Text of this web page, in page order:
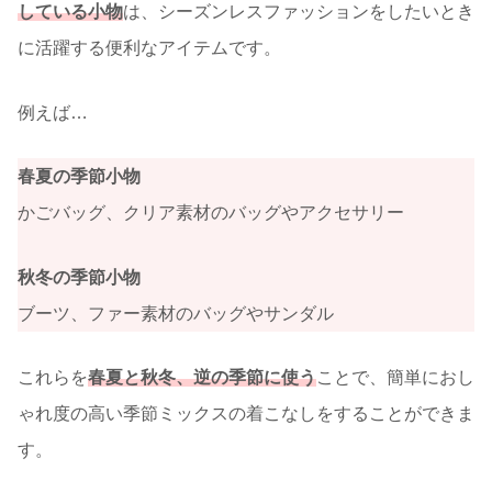
している小物は、シーズンレスファッションをしたいとき
に活躍する便利なアイテムです。
例えば…
春夏の季節小物
かごバッグ、クリア素材のバッグやアクセサリー
秋冬の季節小物
ブーツ、ファー素材のバッグやサンダル
これらを春夏と秋冬、逆の季節に使うことで、簡単におし
ゃれ度の高い季節ミックスの着こなしをすることができま
す。